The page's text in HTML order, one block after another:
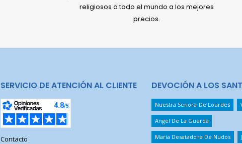
religiosos a todo el mundo a los mejores
precios.
SERVICIO DE ATENCIÓN AL CLIENTE
Contacto
DEVOCIÓN A LOS
Nuestra Senora De Lourdes
Angel De La Guarda
Maria Desatadora De Nudos